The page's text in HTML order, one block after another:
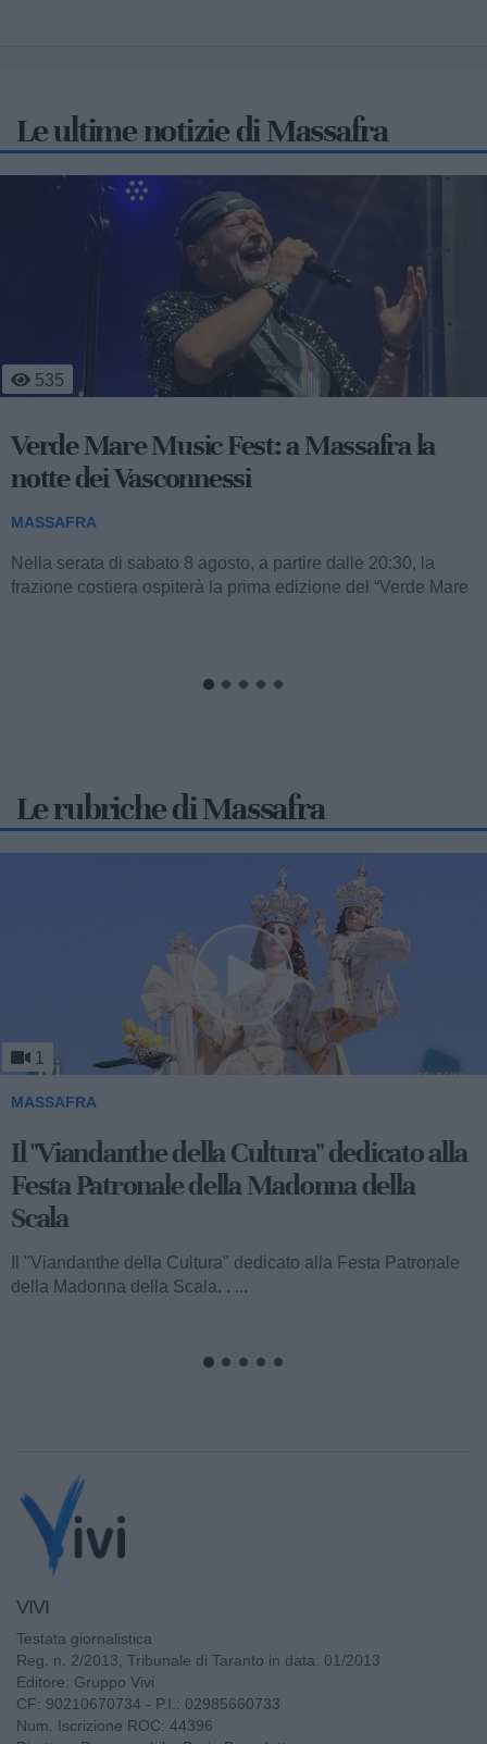
Le ultime notizie di Massafra
4
Massafra sul podio: la 13enne Francesca
Nitti è d'oro
MASSAFRA
A soli 13 anni, la giovanissima atleta massafrese Francesca
Nitti, portacolori del Settore Giovanile FITAV Regione
Le rubriche di Massafra
1
MASSAFRA
Viandanthe della Cultura: la "Chiesa
Rupestre della Buona Nuova"
Ecco a voi il terzo speciale del "Viandanthe della Cultura"
dedicato alla Madonna della Scala. Vi porteremo alla
scoperta della "Chiesa...
VIVI
Testata giornalistica
Reg. n. 2/2013, Tribunale di Taranto in data: 01/2013
Editore: Gruppo Vivi
CF: 90210670734 - P.I.: 02985660733
Num. Iscrizione ROC: 44396